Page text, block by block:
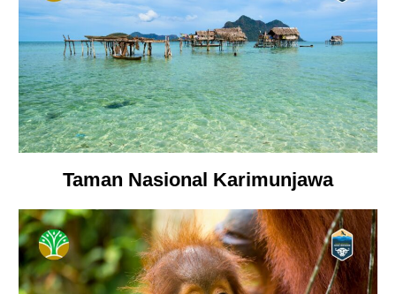
Taman Nasional Karimunjawa